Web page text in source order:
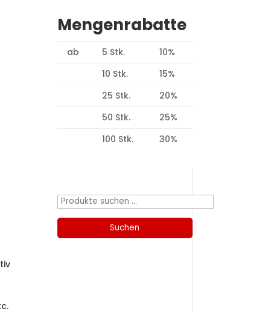
Mengenrabatte
ab 5 Stk.
10%
10 Stk.
15%
25 Stk.
20%
50 Stk.
25%
100 Stk.
30%
Suchen
Suchen